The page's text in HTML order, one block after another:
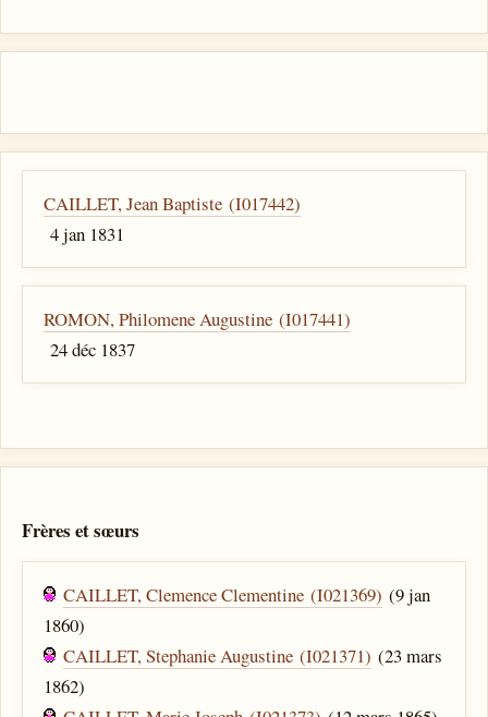
CAILLET, Jean Baptiste (I017442)
4 jan 1831
ROMON, Philomene Augustine (I017441)
24 déc 1837
Frères et sœurs
CAILLET, Clemence Clementine (I021369) (9 jan
1860)
CAILLET, Stephanie Augustine (I021371) (23 mars
1862)